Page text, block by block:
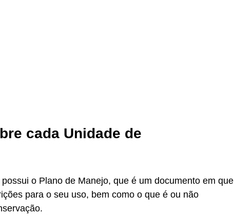
cada Unidade de
o Plano de Manejo, que é um documento em que
para o seu uso, bem como o que é ou não